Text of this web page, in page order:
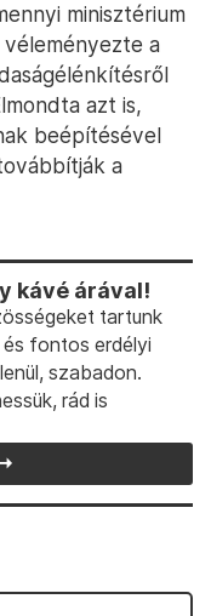
minisztérium
a
azt is,
beépítésével
a
kávé árával!
tartunk
fontos erdélyi
szabadon.
rád is